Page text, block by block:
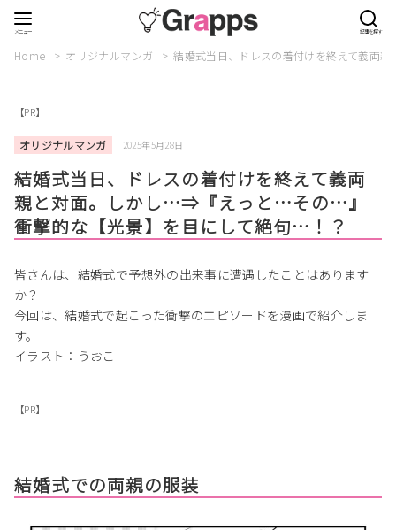
Home オリジナルマンガ 結婚式当日、ドレスの着付けを終えて義
【PR】
オリジナルマンガ 2025年5月28日
結婚式当日、ドレスの着付けを終えて義両
親と対面。しかし…⇒『えっと…その…』
衝撃的な【光景】を目にして絶句…！？
皆さんは、結婚式で予想外の出来事に遭遇したことはあります
か？
今回は、結婚式で起こった衝撃のエピソードを漫画で紹介しま
す。
イラスト：うおこ
【PR】
結婚式での両親の服装